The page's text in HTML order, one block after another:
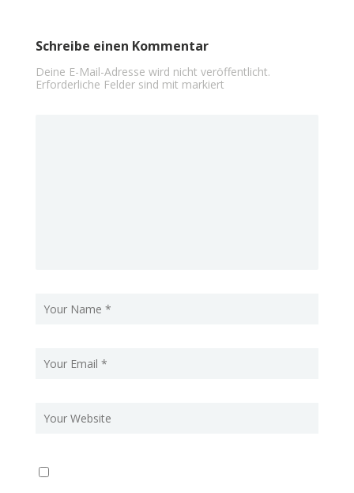
Schreibe einen Kommentar
Deine E-Mail-Adresse wird nicht veröffentlicht.
Erforderliche Felder sind mit markiert